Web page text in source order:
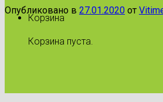
Корзина
Корзина пуста.
Опубликовано в 27.01.2020 от